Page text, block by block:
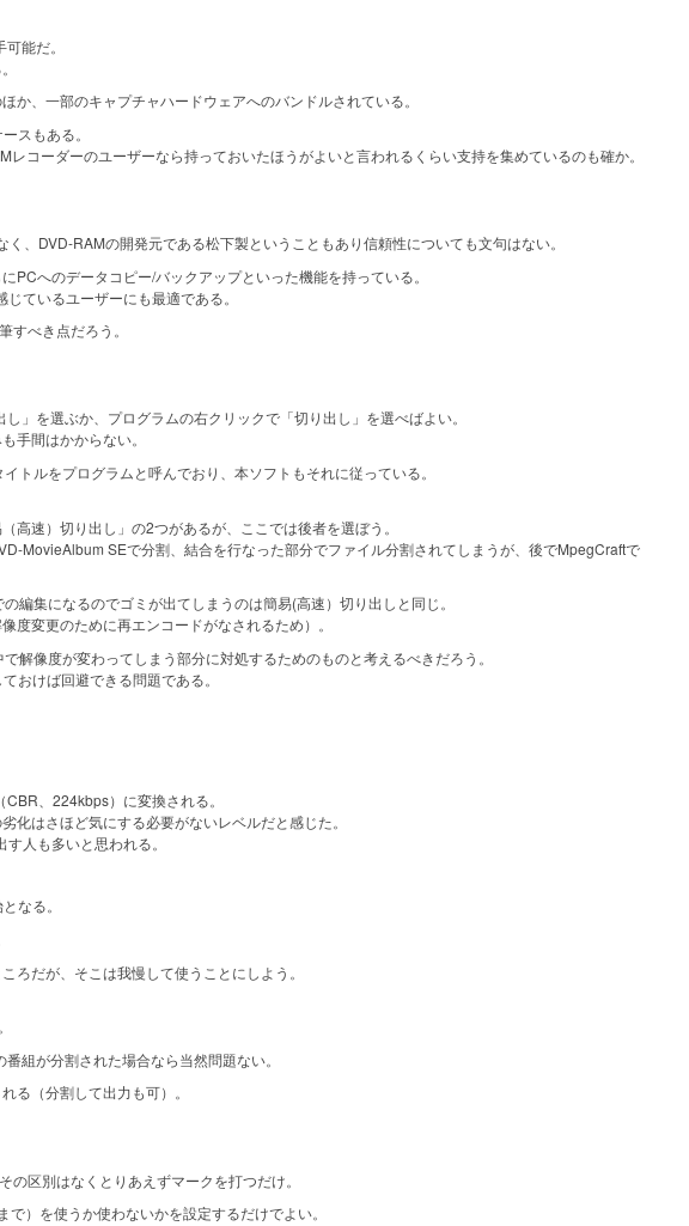
能だ。
、一部のキャプチャハードウェアへのバンドルされている。
スもある。
コーダーのユーザーなら持っておいたほうがよいと言われるくらい支持を集めているのも確か。
、DVD-RAMの開発元である松下製ということもあり信頼性についても文句はない。
へのデータコピー/バックアップといった機能を持っている。
ているユーザーにも最適である。
べき点だろう。
」を選ぶか、プログラムの右クリックで「切り出し」を選べばよい。
手間はかからない。
ルをプログラムと呼んでおり、本ソフトもそれに従っている。
速）切り出し」の2つがあるが、ここでは後者を選ぼう。
MovieAlbum SEで分割、結合を行なった部分でファイル分割されてしまうが、後でMpegCraftで
集になるのでゴミが出てしまうのは簡易(高速）切り出しと同じ。
変更のために再エンコードがなされるため）。
像度が変わってしまう部分に対処するためのものと考えるべきだろう。
おけば回避できる問題である。
、224kbps）に変換される。
はさほど気にする必要がないレベルだと感じた。
人も多いと思われる。
なる。
だが、そこは我慢して使うことにしよう。
組が分割された場合なら当然問題ない。
る（分割して出力も可）。
区別はなくとりあえずマークを打つだけ。
）を使うか使わないかを設定するだけでよい。